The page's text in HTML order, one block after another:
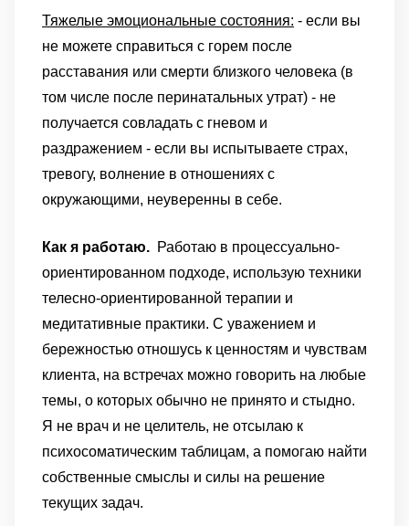
Тяжелые эмоциональные состояния: - если вы
не можете справиться с горем после
расставания или смерти близкого человека (в
том числе после перинатальных утрат) - не
получается совладать с гневом и
раздражением - если вы испытываете страх,
тревогу, волнение в отношениях с
окружающими, неуверенны в себе.
Как я работаю. Работаю в процессуально-
ориентированном подходе, использую техники
телесно-ориентированной терапии и
медитативные практики. С уважением и
бережностью отношусь к ценностям и чувствам
клиента, на встречах можно говорить на любые
темы, о которых обычно не принято и стыдно.
Я не врач и не целитель, не отсылаю к
психосоматическим таблицам, а помогаю найти
собственные смыслы и силы на решение
текущих задач.